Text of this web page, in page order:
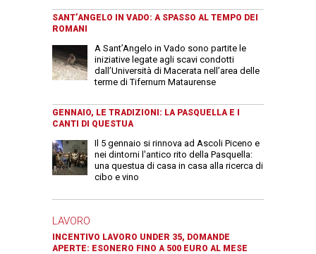
SANT’ANGELO IN VADO: A SPASSO AL TEMPO DEI
ROMANI
A Sant’Angelo in Vado sono partite le
iniziative legate agli scavi condotti
dall’Università di Macerata nell’area delle
terme di Tifernum Mataurense
GENNAIO, LE TRADIZIONI: LA PASQUELLA E I
CANTI DI QUESTUA
Il 5 gennaio si rinnova ad Ascoli Piceno e
nei dintorni l'antico rito della Pasquella:
una questua di casa in casa alla ricerca di
cibo e vino
LAVORO
INCENTIVO LAVORO UNDER 35, DOMANDE
APERTE: ESONERO FINO A 500 EURO AL MESE